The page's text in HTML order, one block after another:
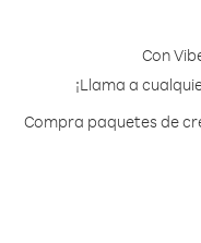
Con
¡Llama a
Compra paquetes de